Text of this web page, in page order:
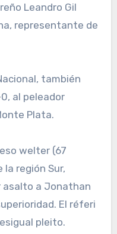
Leandro Gil
representante de
también
al peleador
Plata.
welter (67
la región Sur,
asalto a Jonathan
El réferi
pleito.